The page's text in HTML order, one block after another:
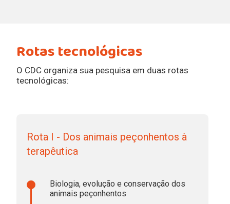
Rotas tecnológicas
O CDC organiza sua pesquisa em duas rotas
tecnológicas:
Rota I - Dos animais peçonhentos à
terapêutica
Biologia, evolução e conservação dos
animais peçonhentos